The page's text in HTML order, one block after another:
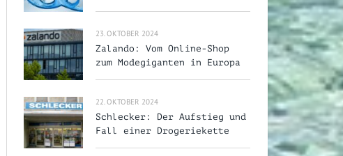
23. OKTOBER 2024
Zalando: Vom Online-Shop
zum Modegiganten in Europa
22. OKTOBER 2024
Schlecker: Der Aufstieg und
Fall einer Drogeriekette